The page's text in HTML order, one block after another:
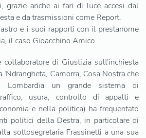
grazie anche ai fari di luce accesi dal
e da trasmissioni come Report.
e i suoi rapporti con il prestanome
il caso Gioacchino Amico.
collaboratore di Giustizia sull'inchiesta
'Ndrangheta, Camorra, Cosa Nostra che
Lombardia un grande sistema di
usura, controllo di appalti e
e nella politica) ha frequentato
politici della Destra, in particolare di
sottosegretaria Frassinetti a una sua